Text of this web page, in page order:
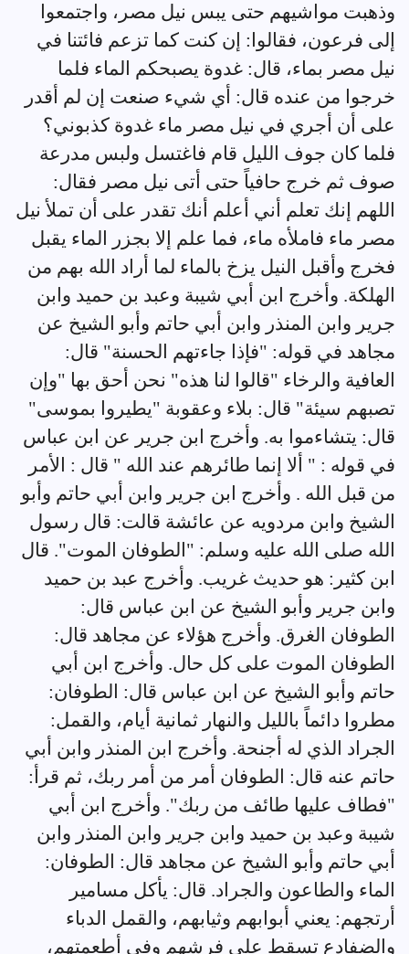
وذهبت مواشيهم حتى يبس نيل مصر، واجتمعوا
إلى فرعون، فقالوا: إن كنت كما تزعم فائتنا في
نيل مصر بماء، قال: غدوة يصبحكم الماء فلما
خرجوا من عنده قال: أي شيء صنعت إن لم أقدر
على أن أجري في نيل مصر ماء غدوة كذبوني؟
فلما كان جوف الليل قام فاغتسل ولبس مدرعة
صوف ثم خرج حافياً حتى أتى نيل مصر فقال:
اللهم إنك تعلم أني أعلم أنك تقدر على أن تملأ نيل
مصر ماء فاملأه ماء، فما علم إلا بجزر الماء يقبل
فخرج وأقبل النيل يزخ بالماء لما أراد الله بهم من
الهلكة. وأخرج ابن أبي شيبة وعبد بن حميد وابن
جرير وابن المنذر وابن أبي حاتم وأبو الشيخ عن
مجاهد في قوله: "فإذا جاءتهم الحسنة" قال:
العافية والرخاء "قالوا لنا هذه" نحن أحق بها "وإن
تصبهم سيئة" قال: بلاء وعقوبة "يطيروا بموسى"
قال: يتشاءموا به. وأخرج ابن جرير عن ابن عباس
في قوله : " ألا إنما طائرهم عند الله " قال : الأمر
من قبل الله . وأخرج ابن جرير وابن أبي حاتم وأبو
الشيخ وابن مردويه عن عائشة قالت: قال رسول
الله صلى الله عليه وسلم: "الطوفان الموت". قال
ابن كثير: هو حديث غريب. وأخرج عبد بن حميد
وابن جرير وأبو الشيخ عن ابن عباس قال:
الطوفان الغرق. وأخرج هؤلاء عن مجاهد قال:
الطوفان الموت على كل حال. وأخرج ابن أبي
حاتم وأبو الشيخ عن ابن عباس قال: الطوفان:
مطروا دائماً بالليل والنهار ثمانية أيام، والقمل:
الجراد الذي له أجنحة. وأخرج ابن المنذر وابن أبي
حاتم عنه قال: الطوفان أمر من أمر ربك، ثم قرأ:
"فطاف عليها طائف من ربك". وأخرج ابن أبي
شيبة وعبد بن حميد وابن جرير وابن المنذر وابن
أبي حاتم وأبو الشيخ عن مجاهد قال: الطوفان:
الماء والطاعون والجراد. قال: يأكل مسامير
أرتجهم: يعني أبوابهم وثيابهم، والقمل الدباء
والضفادع تسقط على فرشهم وفي أطعمتهم،